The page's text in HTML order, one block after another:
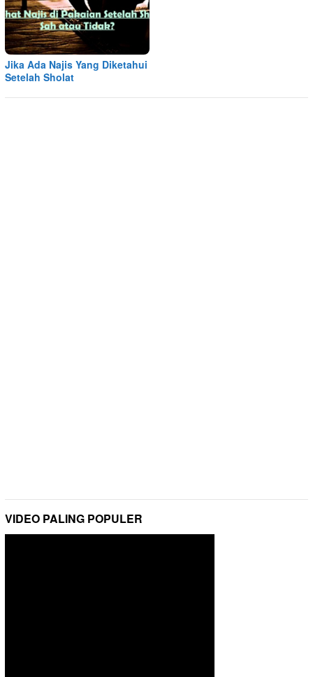
Jika Ada Najis Yang Diketahui
Setelah Sholat
VIDEO PALING POPULER